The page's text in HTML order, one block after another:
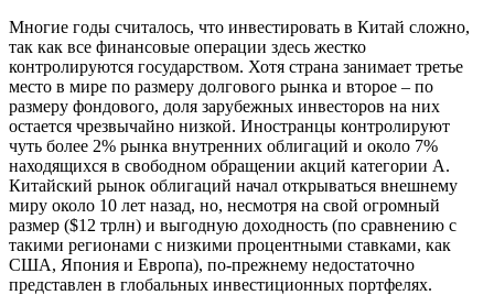
Многие годы считалось, что инвестировать в Китай сложно,
так как все финансовые операции здесь жестко
контролируются государством. Хотя страна занимает третье
место в мире по размеру долгового рынка и второе – по
размеру фондового, доля зарубежных инвесторов на них
остается чрезвычайно низкой. Иностранцы контролируют
чуть более 2% рынка внутренних облигаций и около 7%
находящихся в свободном обращении акций категории A.
Китайский рынок облигаций начал открываться внешнему
миру около 10 лет назад, но, несмотря на свой огромный
размер ($12 трлн) и выгодную доходность (по сравнению с
такими регионами с низкими процентными ставками, как
США, Япония и Европа), по-прежнему недостаточно
представлен в глобальных инвестиционных портфелях.